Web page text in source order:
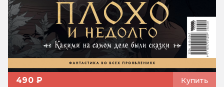
490 ₽ Купить